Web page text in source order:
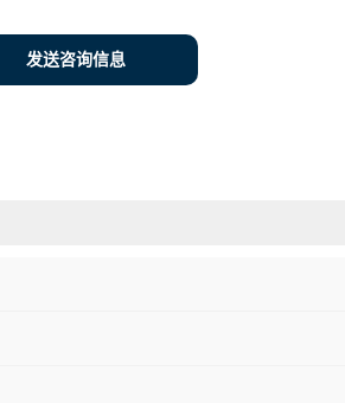
发送咨询信息